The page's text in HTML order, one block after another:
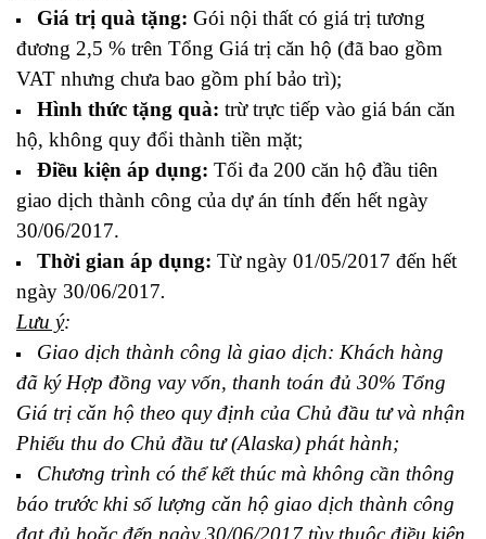
Giá trị quà tặng: Gói nội thất có giá trị tương
đương 2,5 % trên Tổng Giá trị căn hộ (đã bao gồm
VAT nhưng chưa bao gồm phí bảo trì);
Hình thức tặng quà: trừ trực tiếp vào giá bán căn
hộ, không quy đổi thành tiền mặt;
Điều kiện áp dụng: Tối đa 200 căn hộ đầu tiên
giao dịch thành công của dự án tính đến hết ngày
30/06/2017.
Thời gian áp dụng: Từ ngày 01/05/2017 đến hết
ngày 30/06/2017.
Lưu ý:
Giao dịch thành công là giao dịch: Khách hàng
đã ký Hợp đồng vay vốn, thanh toán đủ 30% Tổng
Giá trị căn hộ theo quy định của Chủ đầu tư và nhận
Phiếu thu do Chủ đầu tư (Alaska) phát hành;
Chương trình có thể kết thúc mà không cần thông
báo trước khi số lượng căn hộ giao dịch thành công
đạt đủ hoặc đến ngày 30/06/2017 tùy thuộc điều kiện